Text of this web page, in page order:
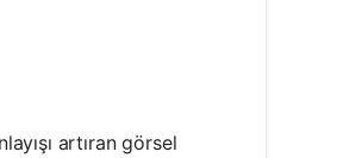
artıran görsel